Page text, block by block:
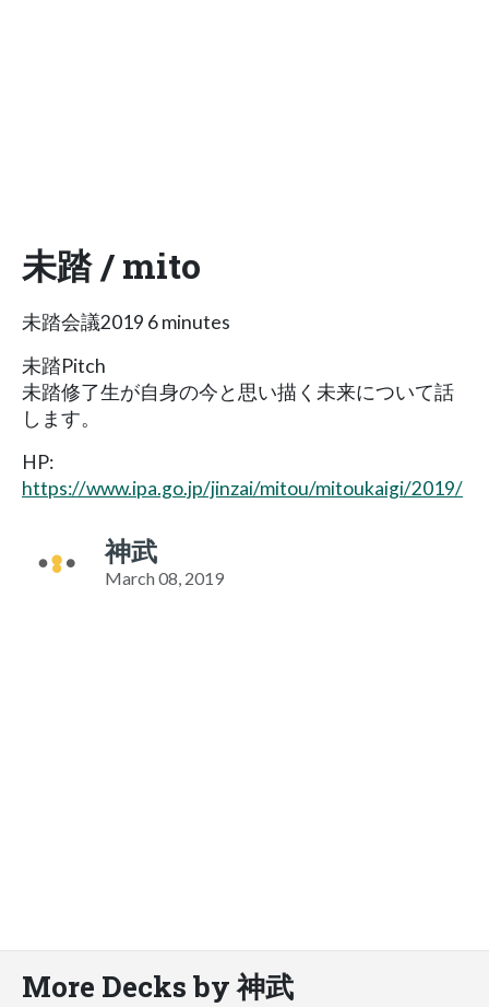
未踏 / mito
未踏会議2019 6 minutes
未踏Pitch
未踏修了生が自身の今と思い描く未来について話
します。
HP:
https://www.ipa.go.jp/jinzai/mitou/mitoukaigi/2019/
神武
March 08, 2019
More Decks by 神武